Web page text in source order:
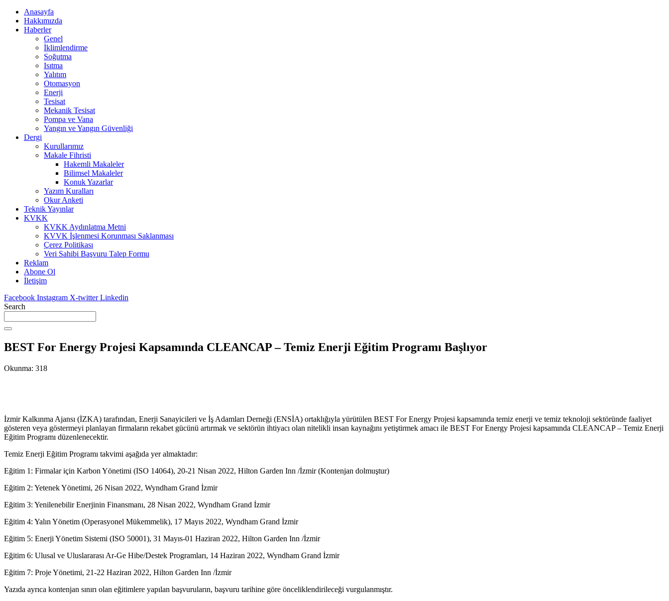
Anasayfa
Hakkımızda
Haberler
Genel
İklimlendirme
Soğutma
Isıtma
Yalıtım
Otomasyon
Enerji
Tesisat
Mekanik Tesisat
Pompa ve Vana
Yangın ve Yangın Güvenliği
Dergi
Kurullarımız
Makale Fihristi
Hakemli Makaleler
Bilimsel Makaleler
Konuk Yazarlar
Yazım Kuralları
Okur Anketi
Teknik Yayınlar
KVKK
KVKK Aydınlatma Metni
KVVK İşlenmesi Korunması Saklanması
Çerez Politikası
Veri Sahibi Başvuru Talep Formu
Reklam
Abone Ol
İletişim
Facebook Instagram X-twitter Linkedin
Search
BEST For Energy Projesi Kapsamında CLEANCAP – Temiz Enerji Eğitim Programı Başlıyor
Okunma: 318
İzmir Kalkınma Ajansı (İZKA) tarafından, Enerji Sanayicileri ve İş Adamları Derneği (ENSİA) ortaklığıyla yürütülen BEST For Energy Projesi kapsamında temiz enerji ve temiz teknoloji sektöründe faaliyet
gösteren veya göstermeyi planlayan firmaların rekabet gücünü artırmak ve sektörün ihtiyacı olan nitelikli insan kaynağını yetiştirmek amacı ile BEST For Energy Projesi kapsamında CLEANCAP – Temiz Enerji
Eğitim Programı düzenlenecektir.
Temiz Enerji Eğitim Programı takvimi aşağıda yer almaktadır:
Eğitim 1: Firmalar için Karbon Yönetimi (ISO 14064), 20-21 Nisan 2022, Hilton Garden Inn /İzmir (Kontenjan dolmuştur)
Eğitim 2: Yetenek Yönetimi, 26 Nisan 2022, Wyndham Grand İzmir
Eğitim 3: Yenilenebilir Enerjinin Finansmanı, 28 Nisan 2022, Wyndham Grand İzmir
Eğitim 4: Yalın Yönetim (Operasyonel Mükemmelik), 17 Mayıs 2022, Wyndham Grand İzmir
Eğitim 5: Enerji Yönetim Sistemi (ISO 50001), 31 Mayıs-01 Haziran 2022, Hilton Garden Inn /İzmir
Eğitim 6: Ulusal ve Uluslararası Ar-Ge Hibe/Destek Programları, 14 Haziran 2022, Wyndham Grand İzmir
Eğitim 7: Proje Yönetimi, 21-22 Haziran 2022, Hilton Garden Inn /İzmir
Yazıda ayrıca kontenjan sınırı olan eğitimlere yapılan başvuruların, başvuru tarihine göre önceliklendirileceği vurgulanmıştır.